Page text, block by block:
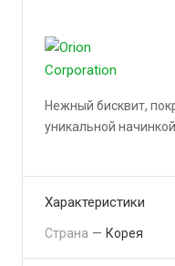
Нежный бисквит,
уникальной
Характеристики
Страна — Корея